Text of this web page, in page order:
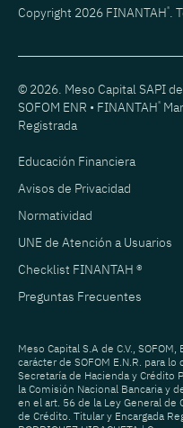
Copyright 2026 FINANTAH®.
© 2026. Meso Capital SAPI
SOFOM ENR • FINANTAH®
Registrada
Educación Financiera
Avisos de Privacidad
Normatividad
UNE de Atención a Usuarios
Checklist FINANTAH ®
Preguntas Frecuentes
Meso Capital S.A de C.V.,
carácter de SOFOM E.N.R. para
Secretaría de Hacienda y Crédito
la Comisión Nacional Bancaria y
en el art. 56 de la Ley General de
de Crédito. Titular y Encargada